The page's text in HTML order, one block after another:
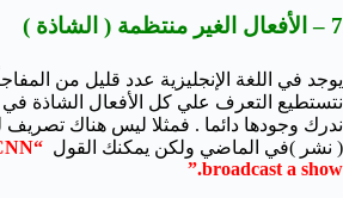
7 – الأفعال الغير منتظمة ( الشاذة )
يوجد في اللغة الإنجليزية عدد قليل من
نتستطيع التعرف علي كل الأفعال الشاذة
( نشر )في الماضي ولكن يمكنك القول
broadcast a show.”